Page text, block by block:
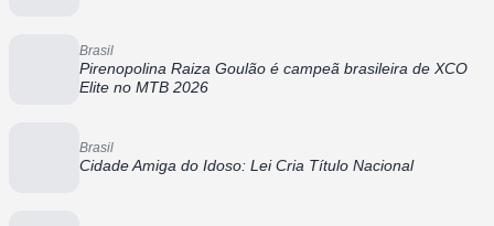
Brasil
Pirenopolina Raiza Goulão é campeã brasileira de XCO
Elite no MTB 2026
Brasil
Cidade Amiga do Idoso: Lei Cria Título Nacional